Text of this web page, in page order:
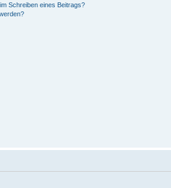
Schreiben eines Beitrags?